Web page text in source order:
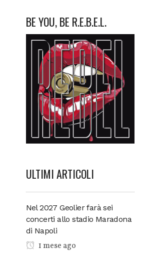
BE YOU, BE R.E.B.E.L.
ULTIMI ARTICOLI
Nel 2027 Geolier farà sei
concerti allo stadio Maradona
di Napoli
1 mese ago